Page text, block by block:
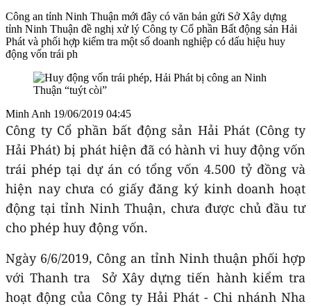
Công an tỉnh Ninh Thuận mới đây có văn bản gửi Sở Xây dựng
tỉnh Ninh Thuận đề nghị xử lý Công ty Cổ phần Bất động sản Hải
Phát và phối hợp kiểm tra một số doanh nghiệp có dấu hiệu huy
động vốn trái ph
Minh Anh 19/06/2019 04:45
Công ty Cổ phần bất động sản Hải Phát (Công ty
Hải Phát) bị phát hiện đã có hành vi huy động vốn
trái phép tại dự án có tổng vốn 4.500 tỷ đồng và
hiện nay chưa có giấy đăng ký kinh doanh hoạt
động tại tỉnh Ninh Thuận, chưa được chủ đầu tư
cho phép huy động vốn.
Ngày 6/6/2019, Công an tỉnh Ninh thuận phối hợp
với Thanh tra Sở Xây dựng tiến hành kiểm tra
hoạt động của Công ty Hải Phát - Chi nhánh Nha